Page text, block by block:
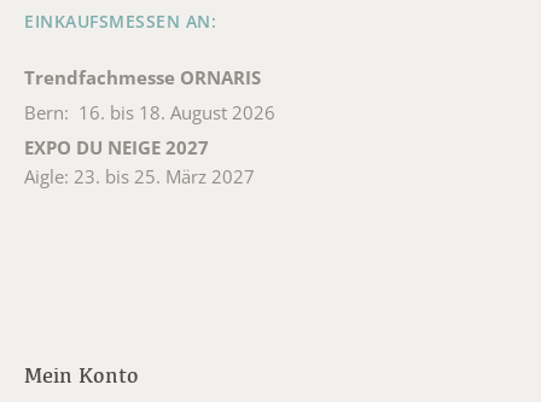
EINKAUFSMESSEN AN:
Trendfachmesse ORNARIS
Bern: 16. bis 18. August 2026
EXPO DU NEIGE 2027
Aigle: 23. bis 25. März 2027
Mein Konto